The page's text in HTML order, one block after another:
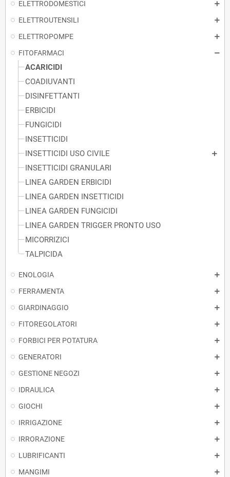
ELETTRODOMESTICI
ELETTROUTENSILI
ELETTROPOMPE
FITOFARMACI
ACARICIDI
COADIUVANTI
DISINFETTANTI
ERBICIDI
FUNGICIDI
INSETTICIDI
INSETTICIDI USO CIVILE
INSETTICIDI GRANULARI
LINEA GARDEN ERBICIDI
LINEA GARDEN INSETTICIDI
LINEA GARDEN FUNGICIDI
LINEA GARDEN TRIGGER PRONTO USO
MICORRIZICI
TALPICIDA
ENOLOGIA
FERRAMENTA
GIARDINAGGIO
FITOREGOLATORI
FORBICI PER POTATURA
GENERATORI
GESTIONE NEGOZI
IDRAULICA
GIOCHI
IRRIGAZIONE
IRRORAZIONE
LUBRIFICANTI
MANGIMI